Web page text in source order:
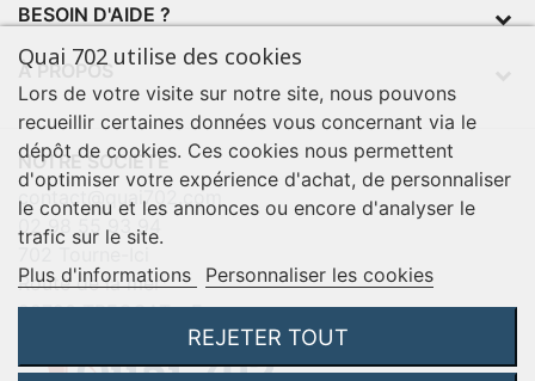
BESOIN D'AIDE ?
À PROPOS
NOTRE SOCIÉTÉ
contact@quai702.com
02 98 55 93 94
Route de la mer
29720 TREOGAT - France
Quai 702 utilise des cookies
Lors de votre visite sur notre site, nous pouvons
recueillir certaines données vous concernant via le
dépôt de cookies. Ces cookies nous permettent
d'optimiser votre expérience d'achat, de personnaliser
le contenu et les annonces ou encore d'analyser le
trafic sur le site.
Plus d'informations
Personnaliser les cookies
REJETER TOUT